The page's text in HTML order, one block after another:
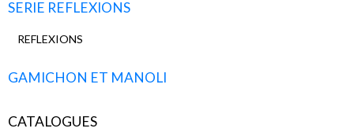
SERIE REFLEXIONS
REFLEXIONS
GAMICHON ET MANOLI
CATALOGUES